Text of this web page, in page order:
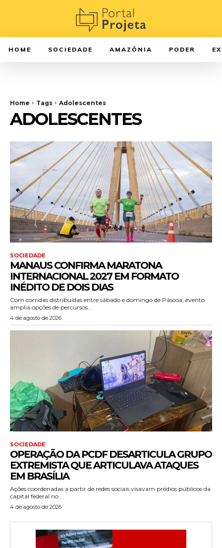
HOME SOCIEDADE AMAZÔNIA PODER
Home Tags Adolescentes
ADOLESCENTES
SOCIEDADE
MANAUS CONFIRMA MARATONA
INTERNACIONAL 2027 EM FORMATO
INÉDITO DE DOIS DIAS
Com corridas distribuídas entre sábado e domingo de Páscoa, evento
amplia opções de percursos...
4 de agosto de 2026
SOCIEDADE
OPERAÇÃO DA PCDF DESARTICULA GRUPO
EXTREMISTA QUE ARTICULAVA ATAQUES
EM BRASÍLIA
Ações coordenadas a partir de redes sociais visavam prédios públicos da
capital federal no...
4 de agosto de 2026